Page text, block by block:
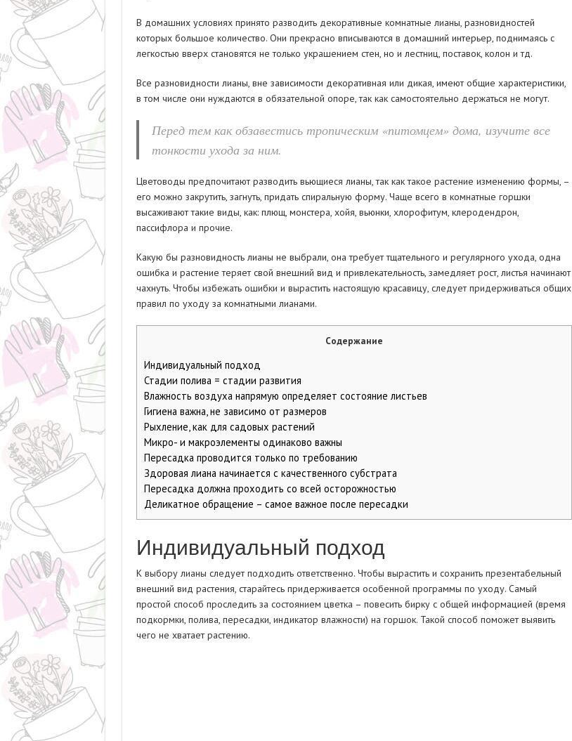
В домашних условиях принято разводить декоративные комнатные лианы, разновидностей
которых большое количество. Они прекрасно вписываются в домашний интерьер, поднимаясь с
легкостью вверх становятся не только украшением стен, но и лестниц, поставок, колон и тд.
Все разновидности лианы, вне зависимости декоративная или дикая, имеют общие характеристики,
в том числе они нуждаются в обязательной опоре, так как самостоятельно держаться не могут.
Перед тем как обзавестись тропическим «питомцем» дома, изучите все
тонкости ухода за ним.
Цветоводы предпочитают разводить вьющиеся лианы, так как такое растение изменению формы, –
его можно закрутить, загнуть, придать спиральную форму. Чаще всего в комнатные горшки
высаживают такие виды, как: плющ, монстера, хойя, вьюнки, хлорофитум, клеродендрон,
пассифлора и прочие.
Какую бы разновидность лианы не выбрали, она требует тщательного и регулярного ухода, одна
ошибка и растение теряет свой внешний вид и привлекательность, замедляет рост, листья начинают
чахнуть. Чтобы избежать ошибки и вырастить настоящую красавицу, следует придерживаться общих
правил по уходу за комнатными лианами.
Содержание
Индивидуальный подход
Стадии полива = стадии развития
Влажность воздуха напрямую определяет состояние листьев
Гигиена важна, не зависимо от размеров
Рыхление, как для садовых растений
Микро- и макроэлементы одинаково важны
Пересадка проводится только по требованию
Здоровая лиана начинается с качественного субстрата
Пересадка должна проходить со всей осторожностью
Деликатное обращение – самое важное после пересадки
Индивидуальный подход
К выбору лианы следует подходить ответственно. Чтобы вырастить и сохранить презентабельный
внешний вид растения, старайтесь придерживается особенной программы по уходу. Самый
простой способ проследить за состоянием цветка – повесить бирку с общей информацией (время
подкормки, полива, пересадки, индикатор влажности) на горшок. Такой способ поможет выявить
чего не хватает растению.